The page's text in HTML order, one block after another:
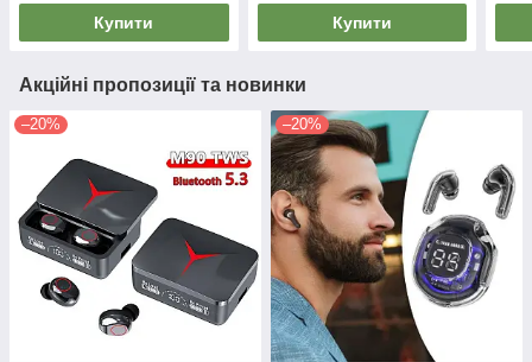
Купити Купити
Акційні пропозиції та новинки
–20% –20%